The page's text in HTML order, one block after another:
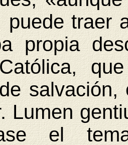
puede traer
propia
Lumen
el